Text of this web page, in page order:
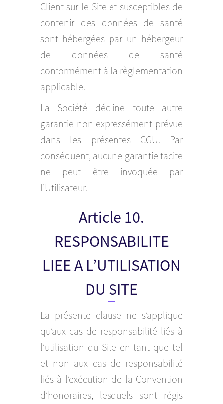
Client sur le Site et susceptibles de
contenir des données de santé
sont hébergées par un hébergeur
de données de santé
conformément à la règlementation
applicable.
La Société décline toute autre
garantie non expressément prévue
dans les présentes CGU. Par
conséquent, aucune garantie tacite
ne peut être invoquée par
l’Utilisateur.
Article 10.
RESPONSABILITE
LIEE A L’UTILISATION
DU SITE
La présente clause ne s’applique
qu’aux cas de responsabilité liés à
l’utilisation du Site en tant que tel
et non aux cas de responsabilité
liés à l’exécution de la Convention
d’honoraires, lesquels sont régis